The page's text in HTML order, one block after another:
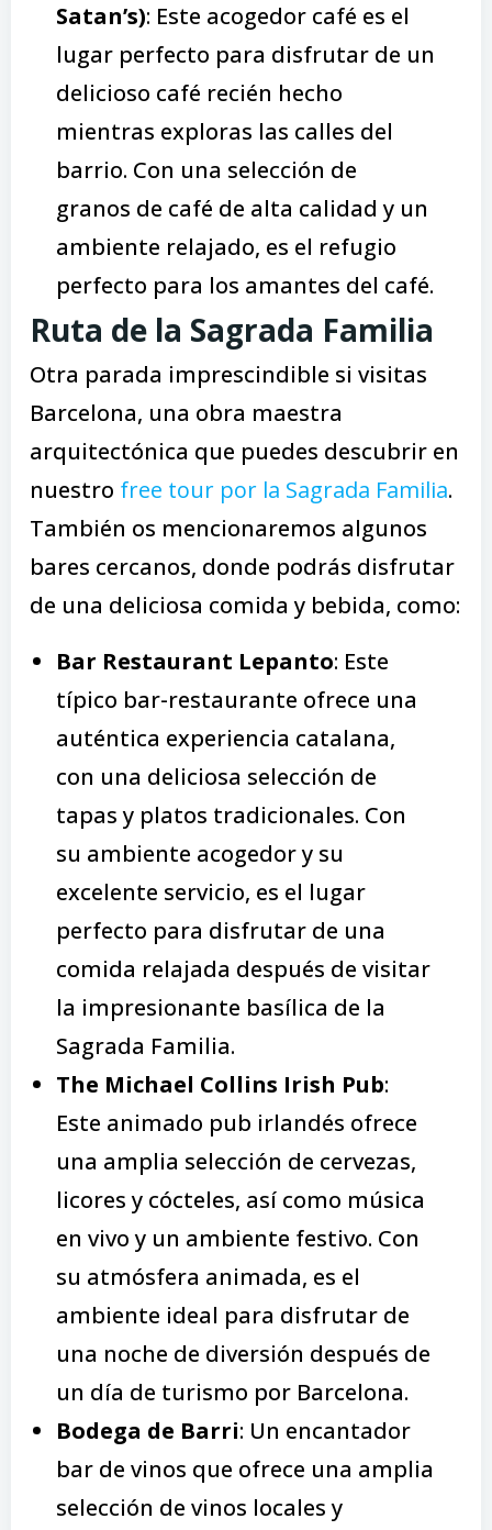
Satan’s): Este acogedor café es el
lugar perfecto para disfrutar de un
delicioso café recién hecho
mientras exploras las calles del
barrio. Con una selección de
granos de café de alta calidad y un
ambiente relajado, es el refugio
perfecto para los amantes del café.
Ruta de la Sagrada Familia
Otra parada imprescindible si visitas
Barcelona, una obra maestra
arquitectónica que puedes descubrir en
nuestro free tour por la Sagrada Familia.
También os mencionaremos algunos
bares cercanos, donde podrás disfrutar
de una deliciosa comida y bebida, como:
Bar Restaurant Lepanto: Este
típico bar-restaurante ofrece una
auténtica experiencia catalana,
con una deliciosa selección de
tapas y platos tradicionales. Con
su ambiente acogedor y su
excelente servicio, es el lugar
perfecto para disfrutar de una
comida relajada después de visitar
la impresionante basílica de la
Sagrada Familia.
The Michael Collins Irish Pub:
Este animado pub irlandés ofrece
una amplia selección de cervezas,
licores y cócteles, así como música
en vivo y un ambiente festivo. Con
su atmósfera animada, es el
ambiente ideal para disfrutar de
una noche de diversión después de
un día de turismo por Barcelona.
Bodega de Barri: Un encantador
bar de vinos que ofrece una amplia
selección de vinos locales y